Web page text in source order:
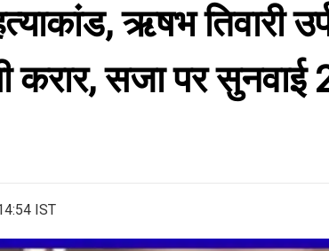
ऋषभ तिवारी
करार, सजा पर सुनवाई
IST